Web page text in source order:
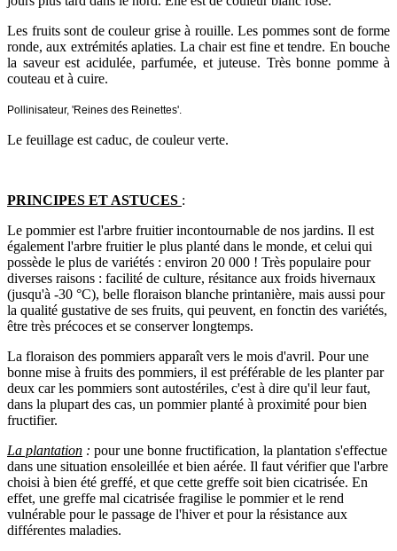
Les fruits sont de couleur grise à rouille. Les pommes sont de forme
ronde, aux extrémités aplaties. La chair est fine et tendre. En bouche
la saveur est acidulée, parfumée, et juteuse. Très bonne pomme à
couteau et à cuire.
Pollinisateur, 'Reines des Reinettes'.
Le feuillage est caduc, de couleur verte.
PRINCIPES ET ASTUCES :
Le pommier est l'arbre fruitier incontournable de nos jardins. Il est
également l'arbre fruitier le plus planté dans le monde, et celui qui
possède le plus de variétés : environ 20 000 ! Très populaire pour
diverses raisons : facilité de culture, résitance aux froids hivernaux
(jusqu'à -30 °C), belle floraison blanche printanière, mais aussi pour
la qualité gustative de ses fruits, qui peuvent, en fonctin des variétés,
être très précoces et se conserver longtemps.
La floraison des pommiers apparaît vers le mois d'avril. Pour une
bonne mise à fruits des pommiers, il est préférable de les planter par
deux car les pommiers sont autostériles, c'est à dire qu'il leur faut,
dans la plupart des cas, un pommier planté à proximité pour bien
fructifier.
La plantation : pour une bonne fructification, la plantation s'effectue
dans une situation ensoleillée et bien aérée. Il faut vérifier que l'arbre
choisi à bien été greffé, et que cette greffe soit bien cicatrisée. En
effet, une greffe mal cicatrisée fragilise le pommier et le rend
vulnérable pour le passage de l'hiver et pour la résistance aux
différentes maladies.